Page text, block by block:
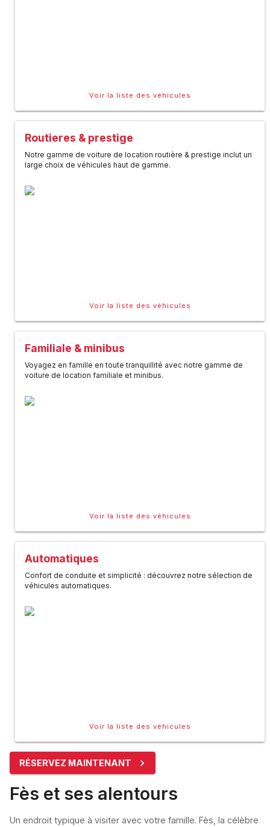
Voir la liste des véhicules
Routieres & prestige
Notre gamme de voiture de location routière & prestige inclut un
large choix de véhicules haut de gamme.
Voir la liste des véhicules
Familiale & minibus
Voyagez en famille en toute tranquillité avec notre gamme de
voiture de location familiale et minibus.
Voir la liste des véhicules
Automatiques
Confort de conduite et simplicité : découvrez notre sélection de
véhicules automatiques.
Voir la liste des véhicules
RÉSERVEZ MAINTENANT
Fès et ses alentours
Un endroit typique à visiter avec votre famille. Fès, la célèbre